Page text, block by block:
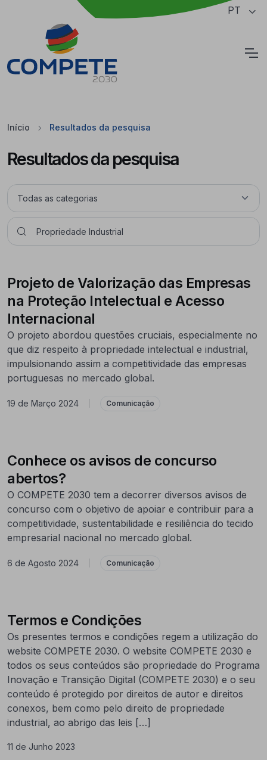
Saltar para o conteúdo principal da página PT
Início Resultados da pesquisa
Resultados da pesquisa
Projeto de Valorização das Empresas
na Proteção Intelectual e Acesso
Internacional
O projeto abordou questões cruciais, especialmente no
que diz respeito à propriedade intelectual e industrial,
impulsionando assim a competitividade das empresas
portuguesas no mercado global.
19 de Março 2024 Comunicação
Conhece os avisos de concurso
abertos?
O COMPETE 2030 tem a decorrer diversos avisos de
concurso com o objetivo de apoiar e contribuir para a
competitividade, sustentabilidade e resiliência do tecido
empresarial nacional no mercado global.
6 de Agosto 2024 Comunicação
Termos e Condições
Os presentes termos e condições regem a utilização do
website COMPETE 2030. O website COMPETE 2030 e
todos os seus conteúdos são propriedade do Programa
Inovação e Transição Digital (COMPETE 2030) e o seu
conteúdo é protegido por direitos de autor e direitos
conexos, bem como pelo direito de propriedade
industrial, ao abrigo das leis […]
11 de Junho 2023